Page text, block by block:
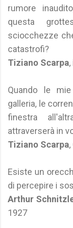
rumore
questa
sciocchezze
catastrofi?
Tiziano Scarpa
Quando le
galleria, le
finestra
attraverserà in
Tiziano Scarpa
Esiste un
di percepire i
Arthur
1927